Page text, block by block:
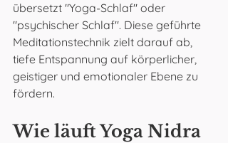
übersetzt "Yoga-Schlaf" oder
"psychischer Schlaf". Diese geführte
Meditationstechnik zielt darauf ab,
tiefe Entspannung auf körperlicher,
geistiger und emotionaler Ebene zu
fördern.
Wie läuft Yoga Nidra